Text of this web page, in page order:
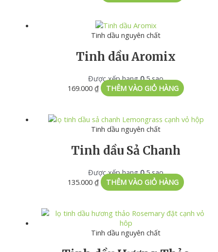
Tinh dầu nguyên chất
Tinh dầu Aromix
Được xếp hạng05 sao
169.000₫ THÊM VÀO GIỎ HÀNG
Tinh dầu nguyên chất
Tinh dầu Sả Chanh
Được xếp hạng05 sao
135.000₫ THÊM VÀO GIỎ HÀNG
Tinh dầu nguyên chất